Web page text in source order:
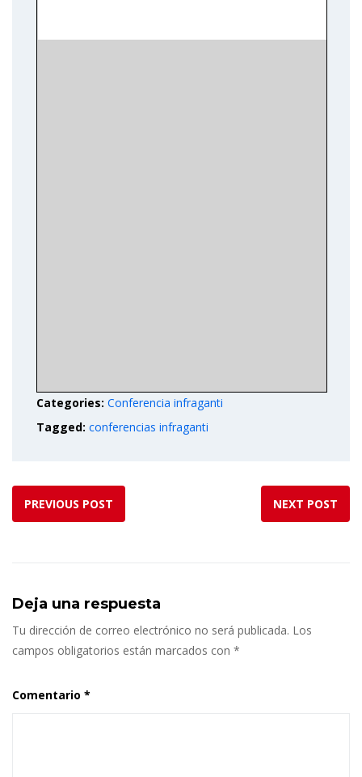
Categories: Conferencia infraganti
Tagged: conferencias infraganti
PREVIOUS POST NEXT POST
Deja una respuesta
Tu dirección de correo electrónico no será publicada. Los
campos obligatorios están marcados con *
Comentario *